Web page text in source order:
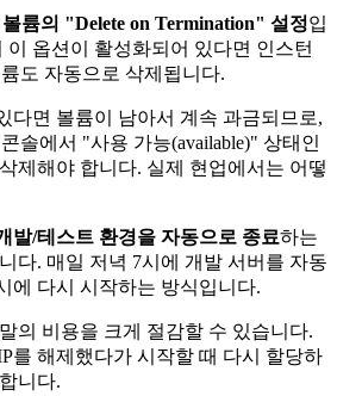
륨의 "Delete on Termination" 설정입
이 옵션이 활성화되어 있다면 인스턴
도 자동으로 삭제됩니다.
다면 볼륨이 남아서 계속 과금되므로,
솔에서 "사용 가능(available)" 상태인
제해야 합니다. 실제 현업에서는 어떻
발/테스트 환경을 자동으로 종료하는
다. 매일 저녁 7시에 개발 서버를 자동
에 다시 시작하는 방식입니다.
의 비용을 크게 절감할 수 있습니다.
를 해제했다가 시작할 때 다시 할당하
니다.